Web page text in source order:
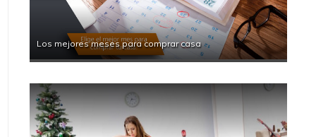
Los mejores meses para comprar casa